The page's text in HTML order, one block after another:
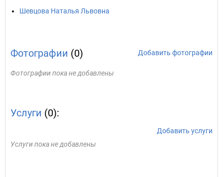
Шевцова Наталья Львовна
Фотографии (0) Добавить фотографии
Фотографии пока не добавлены
Услуги (0):
Добавить услуги
Услуги пока не добавлены